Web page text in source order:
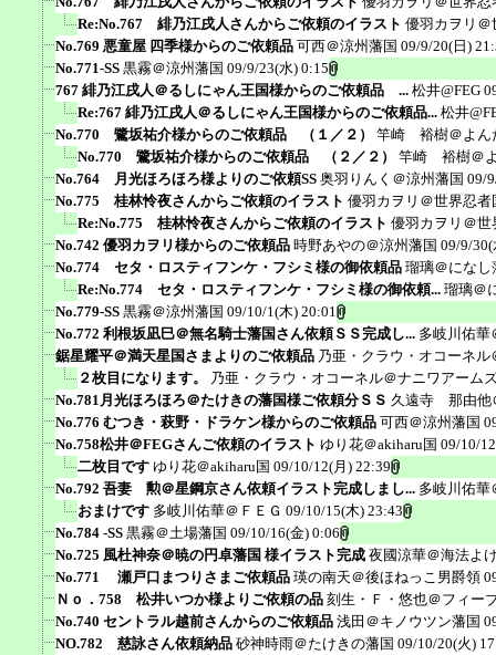
Re:No.767 緋乃江戌人さんからご依頼のイラスト 優羽カヲリ＠
No.769 悪童屋 四季様からのご依頼品 可西＠涼州藩国 09/9/20(日)
No.771-SS 黒霧＠涼州藩国 09/9/23(水) 0:15
767 緋乃江戌人＠るしにゃん王国様からのご依頼品 ... 松井@FEG
Re:767 緋乃江戌人＠るしにゃん王国様からのご依頼品... 松井
No.770 鷺坂祐介様からのご依頼品 （１／２）
竿崎 裕樹＠よん
No.770 鷺坂祐介様からのご依頼品 （２／２）
竿崎 裕樹＠
No.764 月光ほろほろ様よりのご依頼SS 奥羽りんく＠涼州藩国 09/
No.775 桂林怜夜さんからご依頼のイラスト 優羽カヲリ＠世界忍者
Re:No.775 桂林怜夜さんからご依頼のイラスト 優羽カヲリ＠世
No.742 優羽カヲリ様からのご依頼品 時野あやの＠涼州藩国 09/9/30(
No.774 セタ・ロスティフンケ・フシミ様の御依頼品 瑠璃＠になし
Re:No.774 セタ・ロスティフンケ・フシミ様の御依頼... 瑠璃＠
No.779-SS 黒霧＠涼州藩国 09/10/1(木) 20:01
No.772 利根坂凪巳＠無名騎士藩国さん依頼ＳＳ完成し... 多岐川佑華
鋸星耀平＠満天星国さまよりのご依頼品 乃亜・クラウ・オコーネ
２枚目になります。
乃亜・クラウ・オコーネル＠ナニワアーム
No.781月光ほろほろ＠たけきの藩国様ご依頼分ＳＳ 久遠寺 那由他
No.776 むつき・萩野・ドラケン様からのご依頼品 可西＠涼州藩国
No.758松井＠FEGさんご依頼のイラスト ゆり花＠akiharu国 09/10/
二枚目です ゆり花＠akiharu国 09/10/12(月) 22:39
No.792 吾妻 勲＠星鋼京さん依頼イラスト完成しまし... 多岐川佑華
おまけです 多岐川佑華＠ＦＥＧ 09/10/15(木) 23:43
No.784 -SS 黒霧＠土場藩国 09/10/16(金) 0:06
No.725 風杜神奈＠暁の円卓藩国 様イラスト完成 夜國涼華＠海法よ
No.771 瀬戸口まつりさまご依頼品 瑛の南天＠後ほねっこ男爵領
Ｎｏ．758 松井いつか様よりご依頼の品 刻生・Ｆ・悠也＠フィー
No.740 セントラル越前さんからのご依頼品 浅田＠キノウツン藩国
NO.782 慈詠さん依頼納品 砂神時雨＠たけきの藩国 09/10/20(火)